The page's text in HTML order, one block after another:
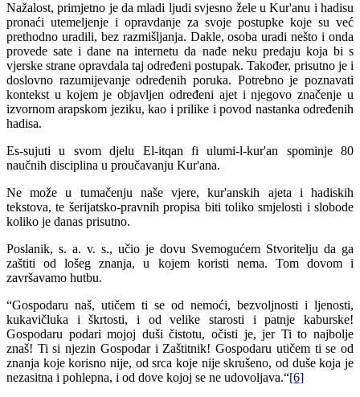
Nažalost, primjetno je da mladi ljudi svjesno žele u Kur'anu i hadisu
pronaći utemeljenje i opravdanje za svoje postupke koje su već
prethodno uradili, bez razmišljanja. Dakle, osoba uradi nešto i onda
provede sate i dane na internetu da nađe neku predaju koja bi s
vjerske strane opravdala taj određeni postupak. Također, prisutno je i
doslovno razumijevanje određenih poruka. Potrebno je poznavati
kontekst u kojem je objavljen određeni ajet i njegovo značenje u
izvornom arapskom jeziku, kao i prilike i povod nastanka određenih
hadisa.
Es-sujuti u svom djelu El-itqan fi ulumi-l-kur'an spominje 80
naučnih disciplina u proučavanju Kur'ana.
Ne može u tumačenju naše vjere, kur'anskih ajeta i hadiskih
tekstova, te šerijatsko-pravnih propisa biti toliko smjelosti i slobode
koliko je danas prisutno.
Poslanik, s. a. v. s., učio je dovu Svemogućem Stvoritelju da ga
zaštiti od lošeg znanja, u kojem koristi nema. Tom dovom i
završavamo hutbu.
“Gospodaru naš, utičem ti se od nemoći, bezvoljnosti i ljenosti,
kukavičluka i škrtosti, i od velike starosti i patnje kaburske!
Gospodaru podari mojoj duši čistotu, očisti je, jer Ti to najbolje
znaš! Ti si njezin Gospodar i Zaštitnik! Gospodaru utičem ti se od
znanja koje korisno nije, od srca koje nije skrušeno, od duše koja je
nezasitna i pohlepna, i od dove kojoj se ne udovoljava.“[6]